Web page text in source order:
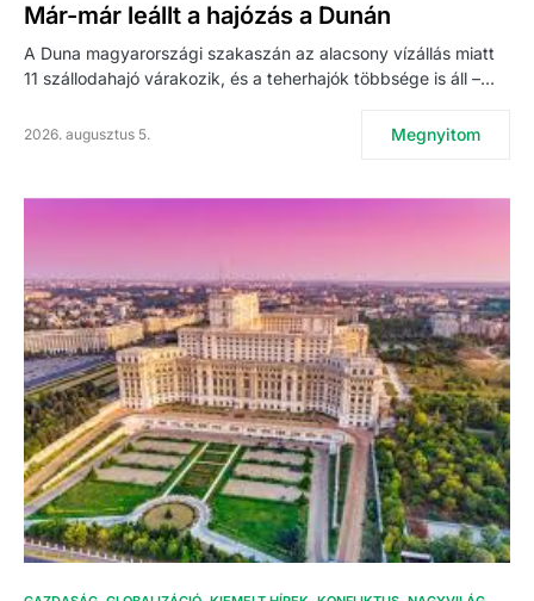
Már-már leállt a hajózás a Dunán
A Duna magyarországi szakaszán az alacsony vízállás miatt
11 szállodahajó várakozik, és a teherhajók többsége is áll –…
2026. augusztus 5. Megnyitom